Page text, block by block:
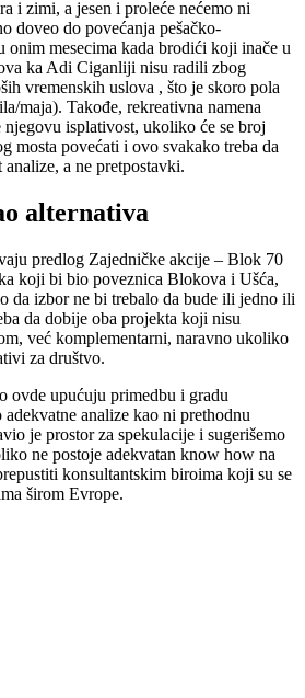
i zimi, a jesen i proleće nećemo ni
doveo do povećanja pešačko-
mesecima kada brodići koji inače u
ka Adi Ciganliji nisu radili zbog
vremenskih uslova , što je skoro pola
maja). Takođe, rekreativna namena
isplativost, ukoliko će se broj
mosta povećati i ovo svakako treba da
a ne pretpostavki.
alternativa
predlog Zajedničke akcije – Blok 70
koji bi bio poveznica Blokova i Ušća,
da izbor ne bi trebalo da bude ili jedno ili
da dobije oba projekta koji nisu
već komplementarni, naravno ukoliko
za društvo.
ovde upućuju primedbu i gradu
analize kao ni prethodnu
je prostor za spekulacije i sugerišemo
ne postoje adekvatan know how na
konsultantskim biroima koji su se
širom Evrope.